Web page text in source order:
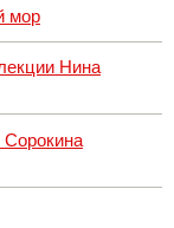
мор
Нина
Сорокина